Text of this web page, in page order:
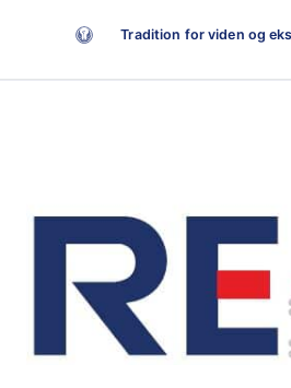
Tradition for viden og